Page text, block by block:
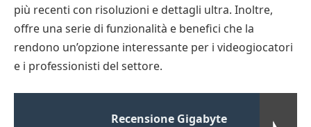
più recenti con risoluzioni e dettagli ultra. Inoltre,
offre una serie di funzionalità e benefici che la
rendono un’opzione interessante per i videogiocatori
e i professionisti del settore.
Recensione Gigabyte